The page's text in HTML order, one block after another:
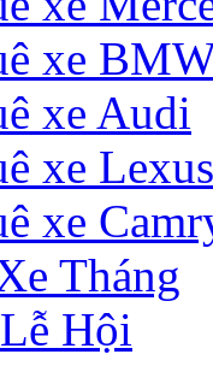
xe
xe Audi
xe Lexus
xe
Tháng
Hội